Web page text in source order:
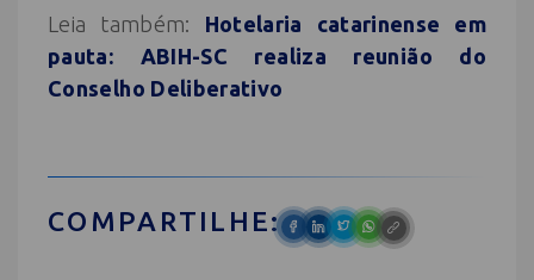
Leia também: Hotelaria catarinense em
pauta: ABIH-SC realiza reunião do
Conselho Deliberativo
COMPARTILHE: